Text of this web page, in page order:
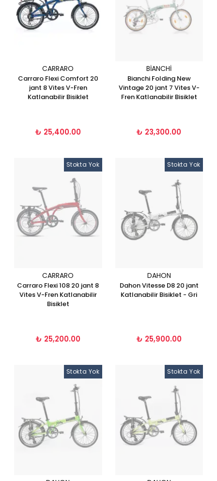
CARRARO
Carraro Flexi Comfort 20
jant 8 Vites V-Fren
Katlanabilir Bisiklet
₺ 25,400.00
BIANCHI
Bianchi Folding New
Vintage 20 jant 7 Vites V-
Fren Katlanabilir Bisiklet
₺ 23,300.00
Stokta Yok
CARRARO
Carraro Flexi 108 20 jant 8
Vites V-Fren Katlanabilir
Bisiklet
₺ 25,200.00
Stokta Yok
DAHON
Dahon Vitesse D8 20 jant
Katlanabilir Bisiklet - Gri
₺ 25,900.00
Stokta Yok Stokta Yok